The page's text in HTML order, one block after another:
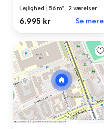
Lejlighed 56 m² 2 værelser
6.995 kr Se mere